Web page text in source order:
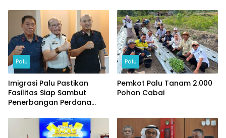
Palu
Imigrasi Palu Pastikan
Fasilitas Siap Sambut
Penerbangan Perdana
Palu
Pemkot Palu Tanam 2.000
Pohon Cabai